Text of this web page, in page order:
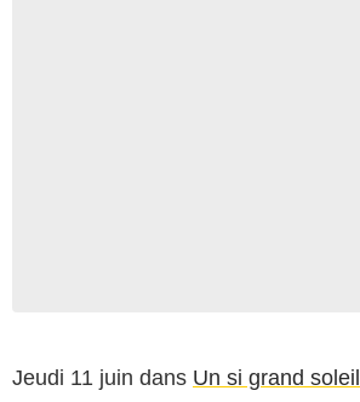
Jeudi 11 juin dans Un si grand soleil